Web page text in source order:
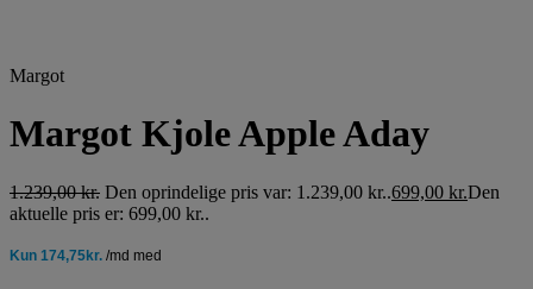
Margot
Margot Kjole Apple Aday
1.239,00kr. Den oprindelige pris var: 1.239,00 kr..699,00 kr.Den
aktuelle pris er: 699,00 kr..